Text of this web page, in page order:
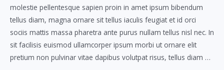
molestie pellentesque sapien proin in amet ipsum bibendum
tellus diam, magna ornare sit tellus iaculis feugiat et id orci
sociis mattis massa pharetra ante purus nullam tellus nisl nec. In
sit facilisis euismod ullamcorper ipsum morbi ut ornare elit
pretium non pulvinar vitae dapibus volutpat risus, tellus diam …